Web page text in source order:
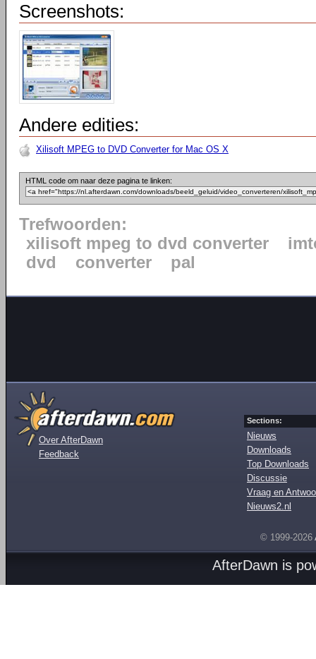
Screenshots:
Andere edities:
Xilisoft MPEG to DVD Converter for Mac OS X
HTML code om naar deze pagina te linken:
Trefwoorden:
xilisoft mpeg to dvd converter
dvd
converter pal
Over AfterDawn
Feedback
Sections:
Nieuws
Downloads
Top Downloads
Discussie
Vraag en
Nieuws2.nl
© 1999-2026
AfterDawn is